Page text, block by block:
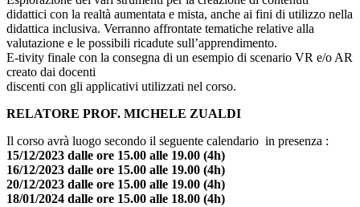
didattici con la realtà aumentata e mista, anche ai fini di utilizzo nella
didattica inclusiva. Verranno affrontate tematiche relative alla
valutazione e le possibili ricadute sull’apprendimento.
E-tivity finale con la consegna di un esempio di scenario VR e/o AR
creato dai docenti
discenti con gli applicativi utilizzati nel corso.
RELATORE PROF. MICHELE ZUALDI
Il corso avrà luogo secondo il seguente calendario in presenza :
15/12/2023 dalle ore 15.00 alle 19.00 (4h)
16/12/2023 dalle ore 15.00 alle 19.00 (4h)
20/12/2023 dalle ore 15.00 alle 19.00 (4h)
18/01/2024 dalle ore 15.00 alle 18.00 (4h)